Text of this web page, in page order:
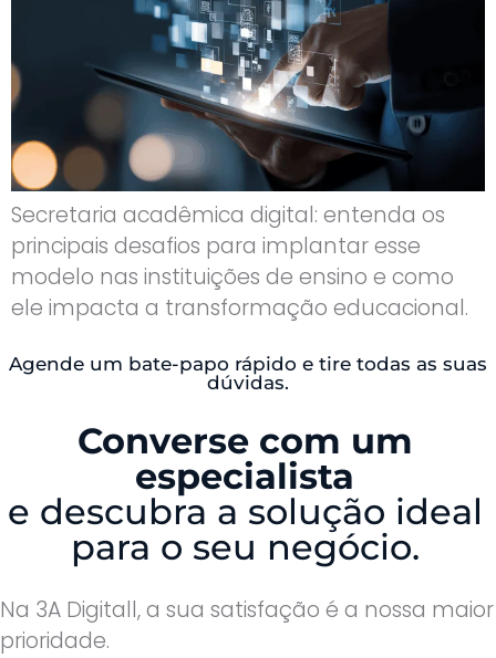
Secretaria acadêmica digital: entenda os
principais desafios para implantar esse
modelo nas instituições de ensino e como
ele impacta a transformação educacional.
Agende um bate-papo rápido e tire todas as suas
dúvidas.
Converse com um
especialista
e descubra a solução ideal
para o seu negócio.
Na 3A Digitall, a sua satisfação é a nossa maior
prioridade.